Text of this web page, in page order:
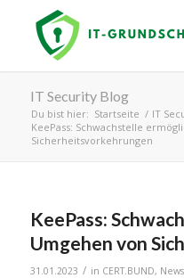
IT Security Blog
Du bist hier: Startseite / IT
KeePass: Schwachstelle
Sicherheitsvorkehrungen
KeePass:
Umgehen von
31.01.2023 / in CERT.BUND, News